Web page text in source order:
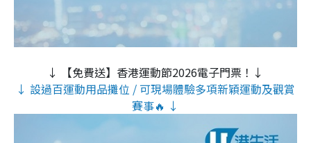
↓ 【免費送】香港運動節2026電子門票！↓
↓ 設過百運動用品攤位 / 可現場體驗多項新穎運動及觀賞
賽事🔥 ↓